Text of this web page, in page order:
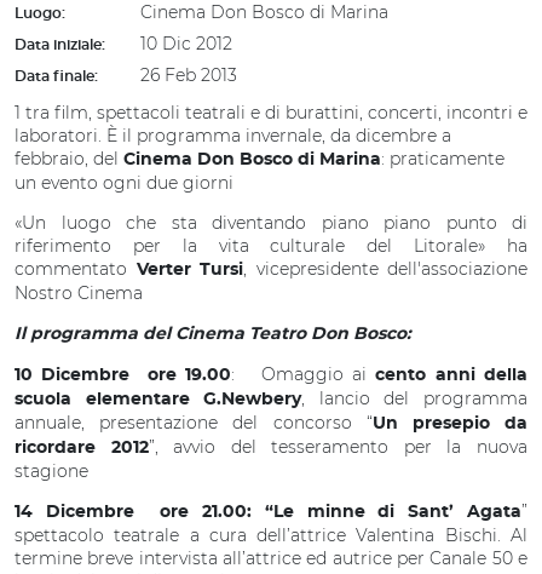
Luogo: Cinema Don Bosco di Marina
Data iniziale: 10 Dic 2012
Data finale:
26 Feb 2013
1 tra film, spettacoli teatrali e di burattini, concerti, incontri e
laboratori. È il programma invernale, da dicembre a
febbraio, del Cinema Don Bosco di Marina: praticamente
un evento ogni due giorni
«Un luogo che sta diventando piano piano punto di
riferimento per la vita culturale del Litorale» ha
commentato
Verter Tursi, vicepresidente dell'associazione
Nostro Cinema
Il programma del Cinema Teatro Don Bosco:
10 Dicembre ore 19.00: Omaggio aicento anni della
scuola elementare G.Newbery, lancio del programma
annuale, presentazione del concorso “Un presepio da
ricordare 2012”, avvio del tesseramento per la nuova
stagione
14 Dicembre ore 21.00: “Le minne di Sant’ Agata”
spettacolo teatrale a cura dell’attrice Valentina Bischi. Al
termine breve intervista all’attrice ed autrice per Canale 50 e